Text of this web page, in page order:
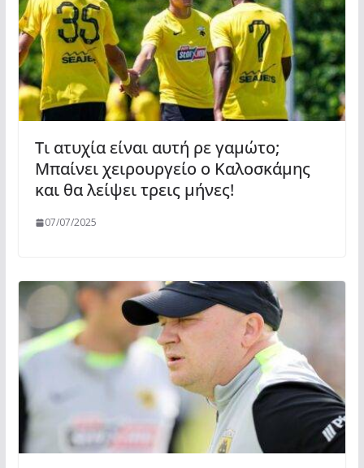
Τι ατυχία είναι αυτή ρε γαμώτο;
Μπαίνει χειρουργείο ο Καλοσκάμης
και θα λείψει τρεις μήνες!
07/07/2025